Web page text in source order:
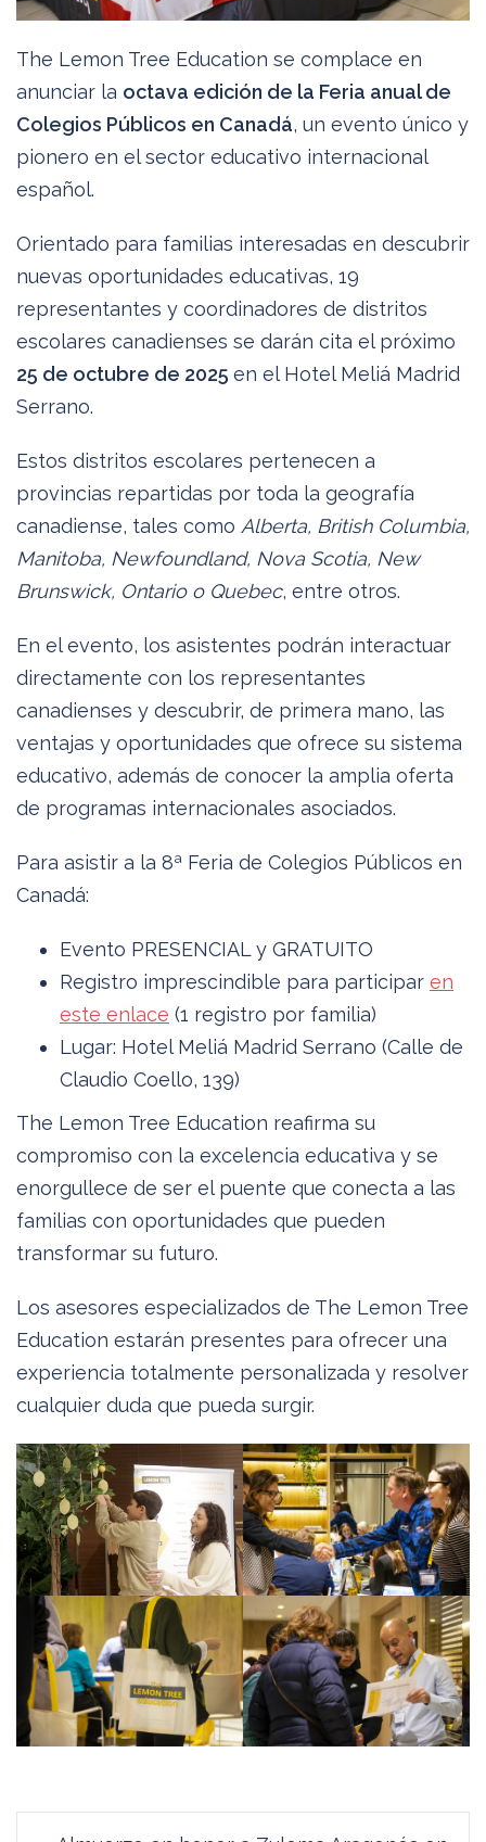
The Lemon Tree Education se complace en
anunciar la octava edición de la Feria anual de
Colegios Públicos en Canadá, un evento único y
pionero en el sector educativo internacional
español.
Orientado para familias interesadas en descubrir
nuevas oportunidades educativas, 19
representantes y coordinadores de distritos
escolares canadienses se darán cita el próximo
25 de octubre de 2025 en el Hotel Meliá Madrid
Serrano.
Estos distritos escolares pertenecen a
provincias repartidas por toda la geografía
canadiense, tales como Alberta, British Columbia,
Manitoba, Newfoundland, Nova Scotia, New
Brunswick, Ontario o Quebec, entre otros.
En el evento, los asistentes podrán interactuar
directamente con los representantes
canadienses y descubrir, de primera mano, las
ventajas y oportunidades que ofrece su sistema
educativo, además de conocer la amplia oferta
de programas internacionales asociados.
Para asistir a la 8ª Feria de Colegios Públicos en
Canadá:
Evento PRESENCIAL y GRATUITO
Registro imprescindible para participar en
este enlace (1 registro por familia)
Lugar: Hotel Meliá Madrid Serrano (Calle de
Claudio Coello, 139)
The Lemon Tree Education reafirma su
compromiso con la excelencia educativa y se
enorgullece de ser el puente que conecta a las
familias con oportunidades que pueden
transformar su futuro.
Los asesores especializados de The Lemon Tree
Education estarán presentes para ofrecer una
experiencia totalmente personalizada y resolver
cualquier duda que pueda surgir.